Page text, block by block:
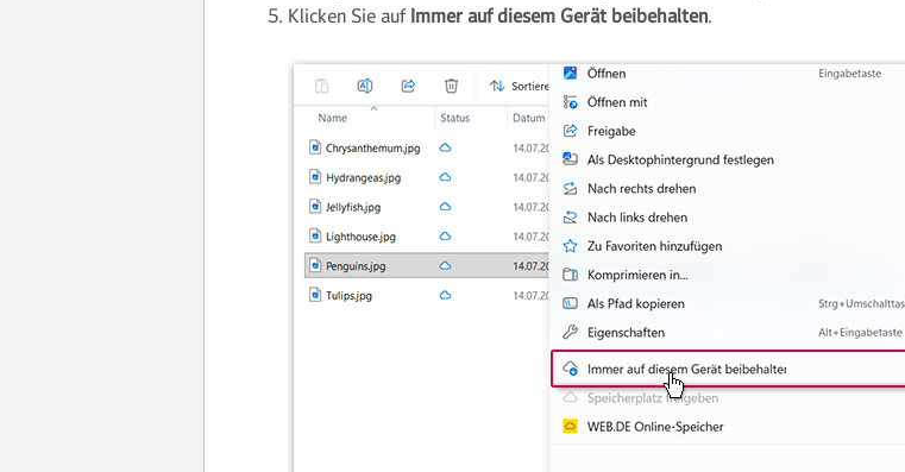
Klicken Sie auf Immer auf diesem Gerät beibehalten.